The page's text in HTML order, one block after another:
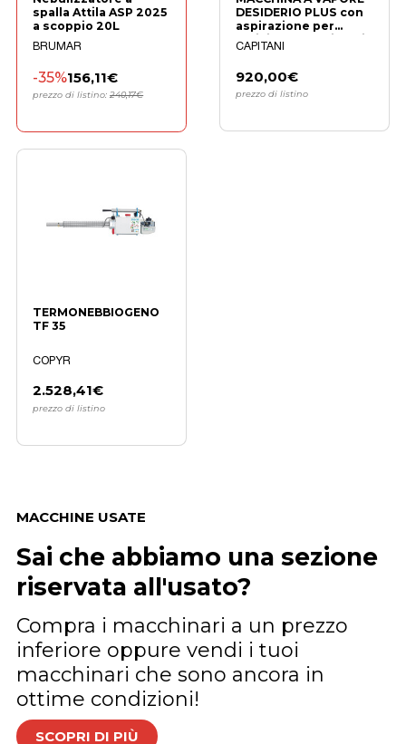
spalla Attila ASP 2025
a scoppio 20L
BRUMAR
-35%156,11€
prezzo di listino:240,17€
DESIDERIO PLUS con
aspirazione per
pulizie professionali
CAPITANI
920,00€
prezzo di listino
TERMONEBBIOGENO
TF 35
COPYR
2.528,41€
prezzo di listino
MACCHINE USATE
Sai che abbiamo una sezione
riservata all'usato?
Compra i macchinari a un prezzo
inferiore oppure vendi i tuoi
macchinari che sono ancora in
ottime condizioni!
SCOPRI DI PIÙ